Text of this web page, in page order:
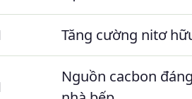
Tăng cường nitơ
Nguồn cacbon